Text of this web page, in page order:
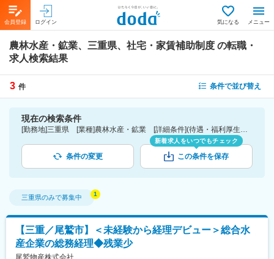
会員登録 ログイン 気になる メニュー
農林水産・鉱業、三重県、社宅・家賃補助制度 の転職・
求人検索結果
3 件 条件で並び替え
現在の検索条件
[勤務地]三重県 [業種]農林水産・鉱業 [詳細条件](待遇・福利厚生)社宅・家賃補助制度
条件の変更
新着求人をいつでもチェック
この条件を保存
三重県のみで募集中
【三重／尾鷲市】＜未経験から経理デビュー＞総合水
産企業の総務経理◆残業少
尾鷲物産株式会社